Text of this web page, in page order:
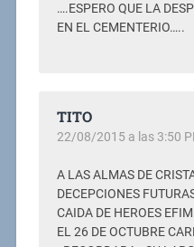
….ESPERO QUE LA
EN EL CEMENTERIO…..
TITO
22/08/2015 a las 3:50
A LAS ALMAS DE
DECEPCIONES
CAIDA DE HEROES
EL 26 DE OCTUBRE